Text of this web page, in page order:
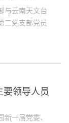
与云南天文台
二党支部党员
要领导人员
一届党委、